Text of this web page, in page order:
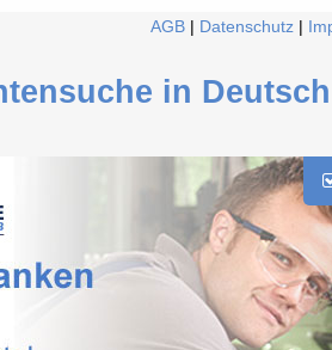
AGB Datenschutz
in